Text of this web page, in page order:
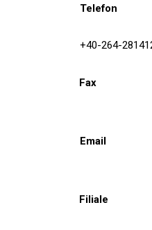
Telefon
+40-264-
Fax
Email
Filiale